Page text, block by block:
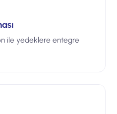
ile yedeklere entegre